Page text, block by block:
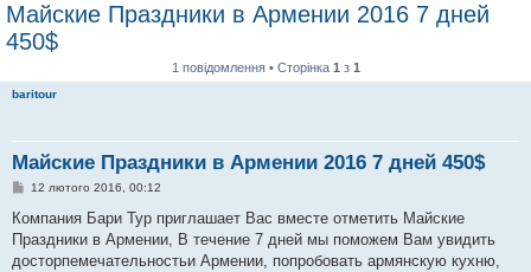
Майские Праздники в Армении 2016 7 дней
450$
1 повідомлення • Сторінка 1 з 1
baritour
Майские Праздники в Армении 2016 7 дней 450$
П
в
д
о
12 лютого 2016, 00:12
Компания Бари Тур приглашает Вас вместе отметить Майские
Праздники в Армении, В течение 7 дней мы поможем Вам увидить
досторпемечательностьи Армении, попробовать армянскую кухню,